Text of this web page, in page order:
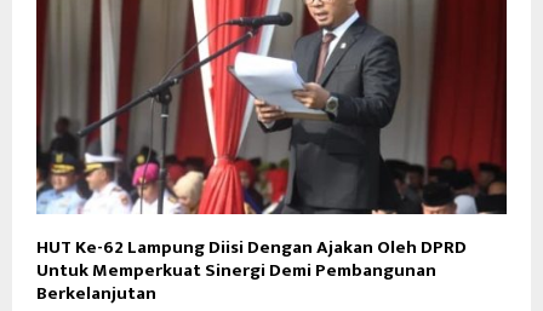
HUT Ke-62 Lampung Diisi Dengan Ajakan Oleh DPRD
Untuk Memperkuat Sinergi Demi Pembangunan
Berkelanjutan